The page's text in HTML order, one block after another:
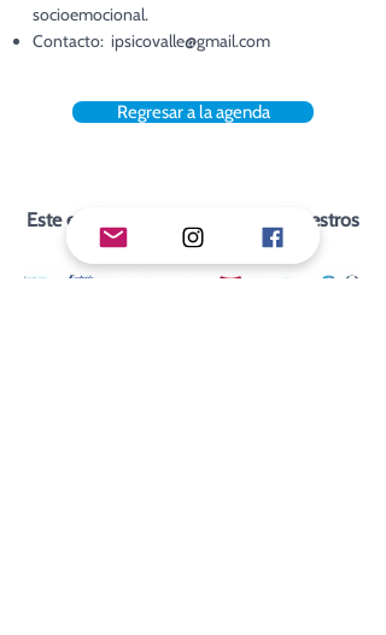
socioemocional.
Contacto: ipsicovalle@gmail.com
Regresar a la agenda
Este evento es posible gracias a nuestros
aliados y donadores.